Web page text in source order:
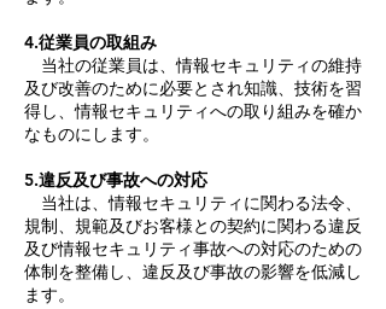
4.従業員の取組み
当社の従業員は、情報セキュリティの維持
及び改善のために必要とされ知識、技術を習
得し、情報セキュリティへの取り組みを確か
なものにします。
5.違反及び事故への対応
当社は、情報セキュリティに関わる法令、
規制、規範及びお客様との契約に関わる違反
及び情報セキュリティ事故への対応のための
体制を整備し、違反及び事故の影響を低減し
ます。